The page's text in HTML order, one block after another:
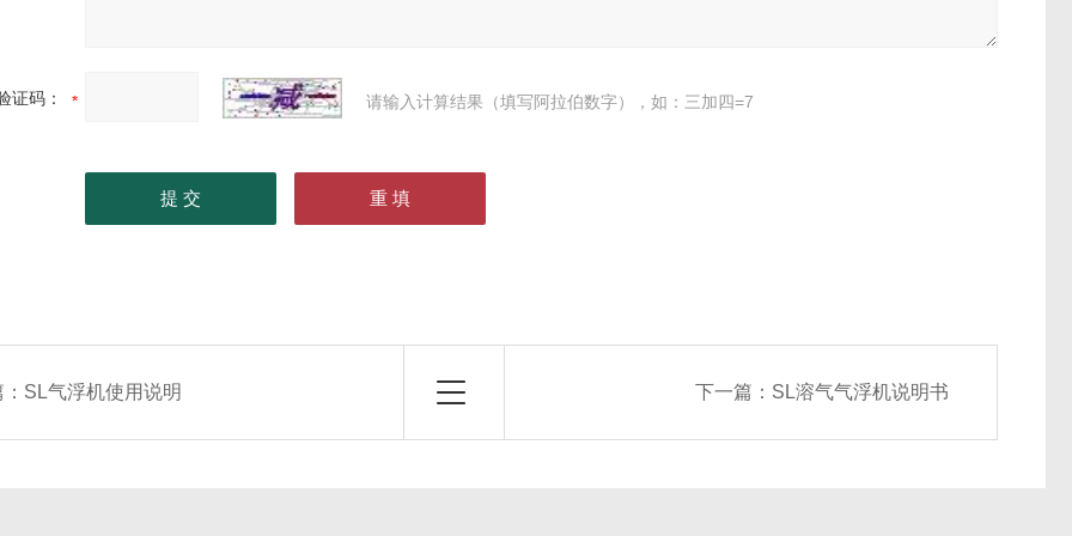
证码： 请输入计算结果（填写阿拉伯数字），如：三加四=7
SL气浮机使用说明 下一篇： SL溶气气浮机说明书